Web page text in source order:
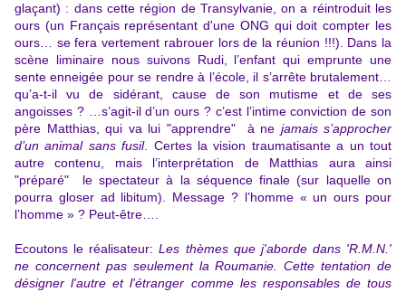
glaçant) : dans cette région de Transylvanie, on a réintroduit les
ours (un Français représentant d'une ONG qui doit compter les
ours… se fera vertement rabrouer lors de la réunion !!!). Dans la
scène liminaire nous suivons Rudi, l’enfant qui emprunte une
sente enneigée pour se rendre à l’école, il s’arrête brutalement…
qu’a-t-il vu de sidérant, cause de son mutisme et de ses
angoisses ? …s’agit-il d’un ours ? c’est l’intime conviction de son
père Matthias, qui va lui "apprendre" à ne jamais s’approcher
d’un animal sans fusil. Certes la vision traumatisante a un tout
autre contenu, mais l’interprétation de Matthias aura ainsi
"préparé" le spectateur à la séquence finale (sur laquelle on
pourra gloser ad libitum). Message ? l’homme « un ours pour
l’homme » ? Peut-être….
Ecoutons le réalisateur: Les thèmes que j'aborde dans 'R.M.N.'
ne concernent pas seulement la Roumanie. Cette tentation de
désigner l'autre et l'étranger comme les responsables de tous